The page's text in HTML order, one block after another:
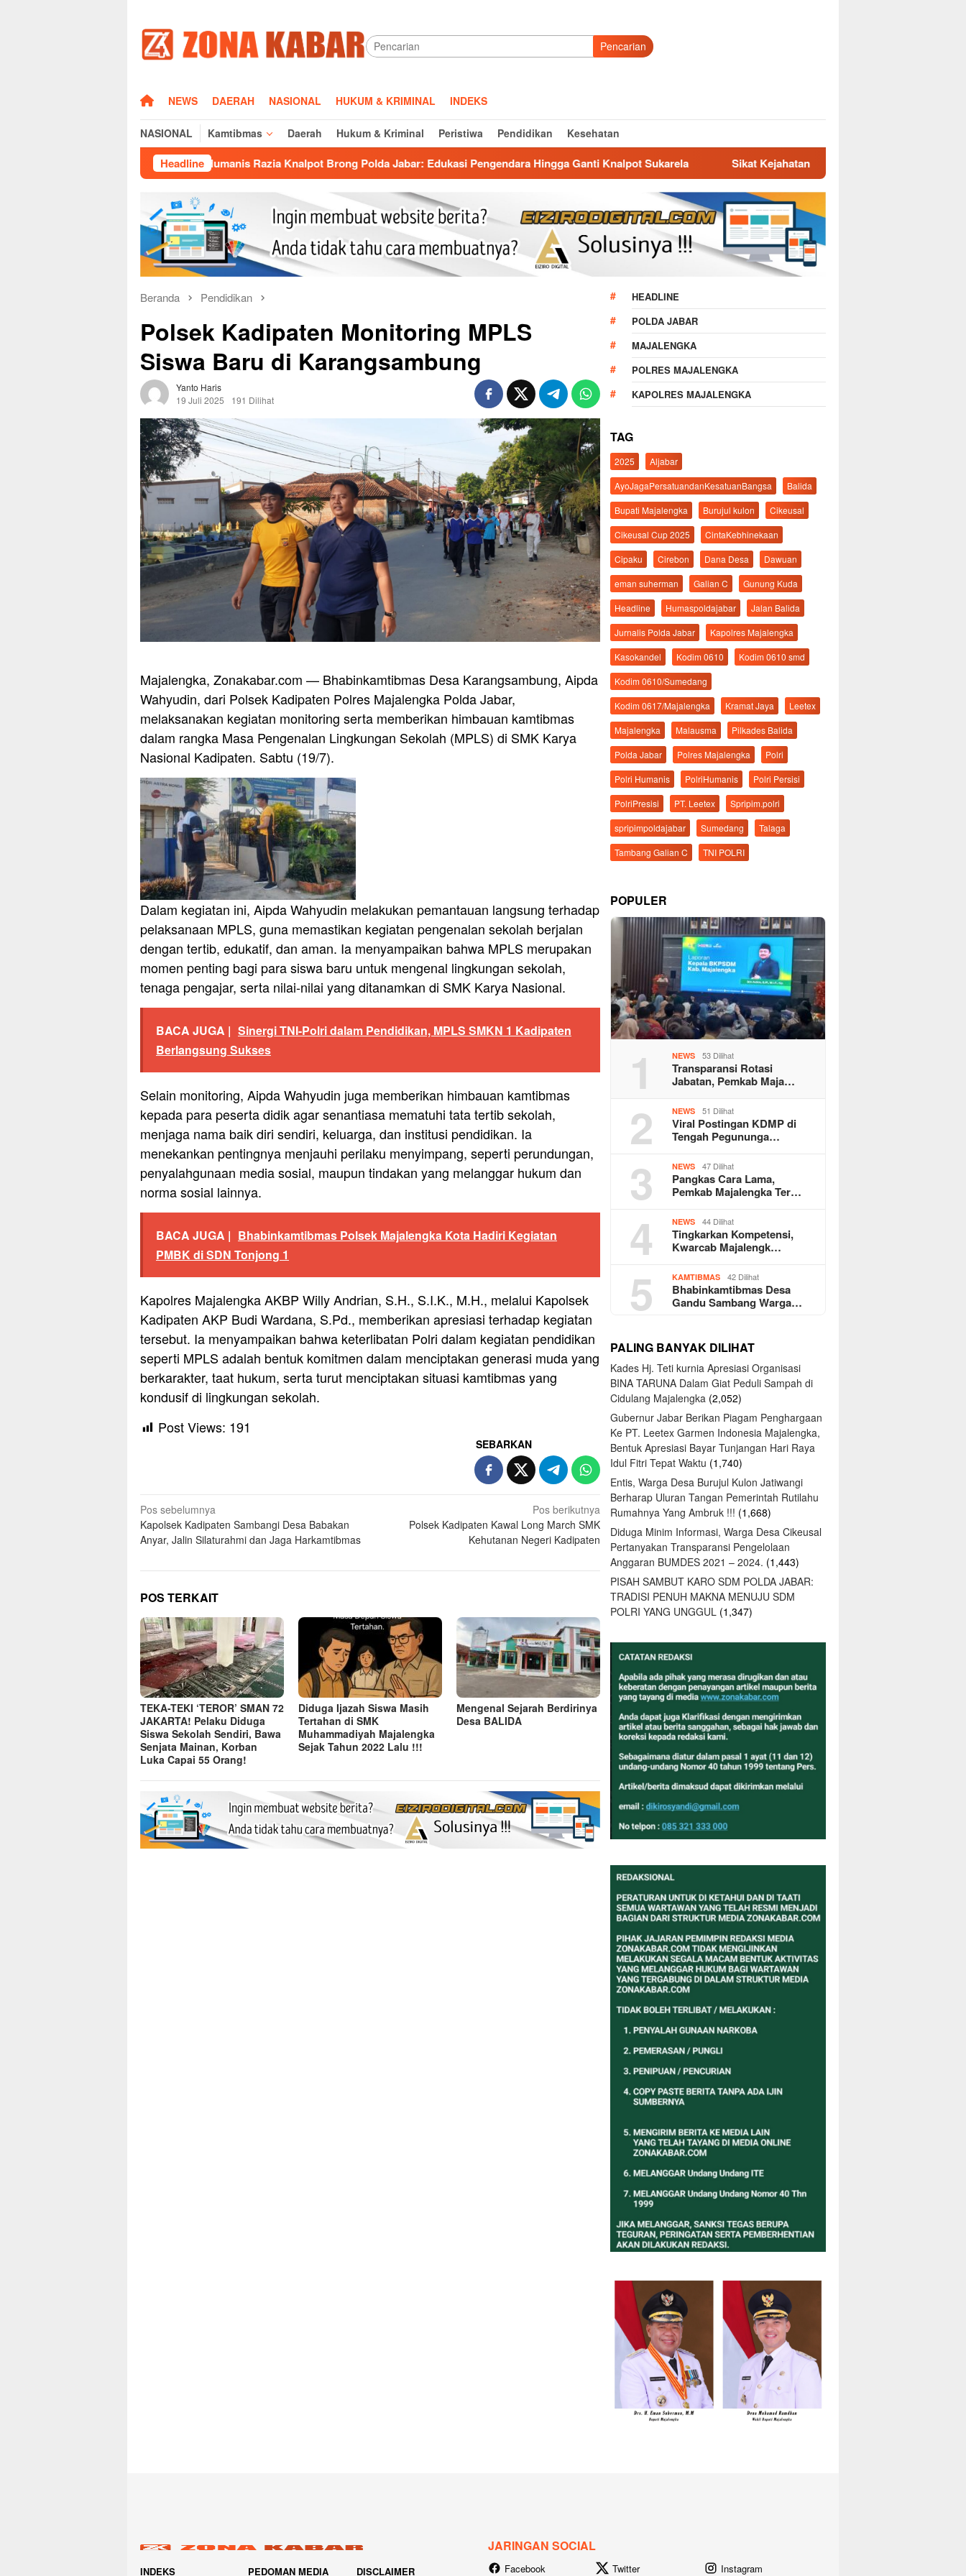
konten
Pencarian
HOMENEWS DAERAH NASIONAL HUKUM & KRIMINAL INDEKS
NASIONAL Kamtibmas Daerah Hukum & Kriminal Peristiwa Pendidikan Kesehatan
Headline
Sisi Humanis Razia Knalpot Brong Polda Jabar: Edukasi Pengendara Hingga Ganti Knalpot Sukarela Sikat Kejahatan Jalanan di Jabar, 413 Pelaku Diciduk dan 1.016
Beranda Pendidikan
Polsek Kadipaten Monitoring MPLS
Siswa Baru di Karangsambung
Yanto Haris
19 Juli 2025
191 Dilihat
Majalengka, Zonakabar.com — Bhabinkamtibmas Desa Karangsambung, Aipda
Wahyudin, dari Polsek Kadipaten Polres Majalengka Polda Jabar,
melaksanakan kegiatan monitoring serta memberikan himbauan kamtibmas
dalam rangka Masa Pengenalan Lingkungan Sekolah (MPLS) di SMK Karya
Nasional Kadipaten. Sabtu (19/7).
Dalam kegiatan ini, Aipda Wahyudin melakukan pemantauan langsung terhadap
pelaksanaan MPLS, guna memastikan kegiatan pengenalan sekolah berjalan
dengan tertib, edukatif, dan aman. Ia menyampaikan bahwa MPLS merupakan
momen penting bagi para siswa baru untuk mengenal lingkungan sekolah,
tenaga pengajar, serta nilai-nilai yang ditanamkan di SMK Karya Nasional.
BACA JUGA | Sinergi TNI-Polri dalam Pendidikan, MPLS SMKN 1 Kadipaten
Berlangsung Sukses
Selain monitoring, Aipda Wahyudin juga memberikan himbauan kamtibmas
kepada para peserta didik agar senantiasa mematuhi tata tertib sekolah,
menjaga nama baik diri sendiri, keluarga, dan institusi pendidikan. Ia
menekankan pentingnya menjauhi perilaku menyimpang, seperti perundungan,
penyalahgunaan media sosial, maupun tindakan yang melanggar hukum dan
norma sosial lainnya.
BACA JUGA | Bhabinkamtibmas Polsek Majalengka Kota Hadiri Kegiatan
PMBK di SDN Tonjong 1
Kapolres Majalengka AKBP Willy Andrian, S.H., S.I.K., M.H., melalui Kapolsek
Kadipaten AKP Budi Wardana, S.Pd., memberikan apresiasi terhadap kegiatan
tersebut. Ia menyampaikan bahwa keterlibatan Polri dalam kegiatan pendidikan
seperti MPLS adalah bentuk komitmen dalam menciptakan generasi muda yang
berkarakter, taat hukum, serta turut menciptakan situasi kamtibmas yang
kondusif di lingkungan sekolah.
Post Views: 191
SEBARKAN
Navigasi
pos
Pos sebelumnya
Kapolsek Kadipaten Sambangi Desa Babakan
Anyar, Jalin Silaturahmi dan Jaga Harkamtibmas
Pos berikutnya
Polsek Kadipaten Kawal Long March SMK
Kehutanan Negeri Kadipaten
POS TERKAIT
TEKA-TEKI ‘TEROR’ SMAN 72
JAKARTA! Pelaku Diduga
Siswa Sekolah Sendiri, Bawa
Senjata Mainan, Korban
Luka Capai 55 Orang!
Diduga Ijazah Siswa Masih
Tertahan di SMK
Muhammadiyah Majalengka
Sejak Tahun 2022 Lalu !!!
Mengenal Sejarah Berdirinya
Desa BALIDA
HEADLINE
POLDA JABAR
MAJALENGKA
POLRES MAJALENGKA
KAPOLRES MAJALENGKA
TAG
2025
Aljabar
AyoJagaPersatuandanKesatuanBangsa
Balida
Bupati Majalengka
Burujul kulon
Cikeusal
Cikeusal Cup 2025
CintaKebhinekaan
Cipaku
Cirebon Dana Desa
Dawuan
eman suherman
Galian C
Gunung Kuda
Headline
Humaspoldajabar
Jalan Balida
Jurnalis Polda Jabar
Kapolres Majalengka
Kasokandel
Kodim 0610
Kodim 0610 smd
Kodim 0610/Sumedang
Kodim 0617/Majalengka
Kramat Jaya
Leetex
Majalengka
Malausma
Pilkades Balida
Polda Jabar
Polres Majalengka
Polri
Polri Humanis
PolriHumanis
Polri Persisi
PolriPresisi
PT. Leetex
Spripim.polri
spripimpoldajabar
Sumedang
Talaga
Tambang Galian C
TNI POLRI
POPULER
1 NEWS 53 Dilihat
Transparansi Rotasi
Jabatan, Pemkab Maja…
2 NEWS 51 Dilihat
Viral Postingan KDMP di
Tengah Pegununga…
3 NEWS 47 Dilihat
Pangkas Cara Lama,
Pemkab Majalengka Ter…
4 NEWS 44 Dilihat
Tingkarkan Kompetensi,
Kwarcab Majalengk…
5 KAMTIBMAS 42 Dilihat
Bhabinkamtibmas Desa
Gandu Sambang Warga…
PALING BANYAK DILIHAT
Kades Hj. Teti kurnia Apresiasi Organisasi
BINA TARUNA Dalam Giat Peduli Sampah di
Cidulang Majalengka (2,052)
Gubernur Jabar Berikan Piagam Penghargaan
Ke PT. Leetex Garmen Indonesia Majalengka,
Bentuk Apresiasi Bayar Tunjangan Hari Raya
Idul Fitri Tepat Waktu (1,740)
Entis, Warga Desa Burujul Kulon Jatiwangi
Berharap Uluran Tangan Pemerintah Rutilahu
Rumahnya Yang Ambruk !!! (1,668)
Diduga Minim Informasi, Warga Desa Cikeusal
Pertanyakan Transparansi Pengelolaan
Anggaran BUMDES 2021 – 2024. (1,443)
PISAH SAMBUT KARO SDM POLDA JABAR:
TRADISI PENUH MAKNA MENUJU SDM
POLRI YANG UNGGUL (1,347)
INDEKS PEDOMAN MEDIA DISCLAIMER
JARINGAN SOCIAL
Facebook Twitter Instagram